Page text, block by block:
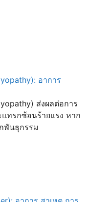
อาการ
ส่งผลต่อการ
ทรกซ้อนร้ายแรง หาก
พันธุกรรม